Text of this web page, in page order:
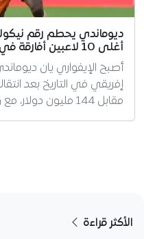
ديوماندي يحطم رقم
أغلى 10 لاعبين أفارقة في التاريخ
أصبح الإيفواري يان
إفريقي في التاريخ بعد
مقابل 144 مليون دولار، مع وجود…
الأكثر قراءة